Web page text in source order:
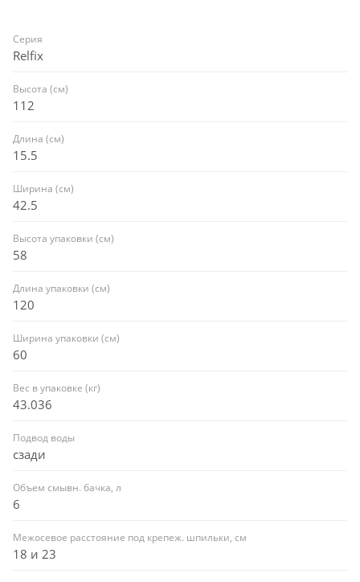
Серия
Relfix
Высота (см)
112
Длина (см)
15.5
Ширина (см)
42.5
Высота упаковки (см)
58
Длина упаковки (см)
120
Ширина упаковки (см)
60
Вес в упаковке (кг)
43.036
Подвод воды
сзади
Объем смывн. бачка, л
6
Межосевое расстояние под крепеж. шпильки, см
18 и 23